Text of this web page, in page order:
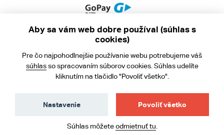
Obchodné podmienky
Ochrana osobných údajov
Aby sa vám web dobre používal (súhlas s
cookies)
Pre čo najpohodlnejšie používanie webu potrebujeme váš
súhlasso spracovaním súborov cookies. Súhlas udelíte
kliknutím na tlačidlo "Povoliť všetko".
Povoliť všetko
Nastavenie
Súhlas môžeteodmietnuť tu